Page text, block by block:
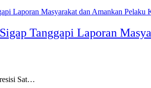
Tanggapi Laporan
Sat…